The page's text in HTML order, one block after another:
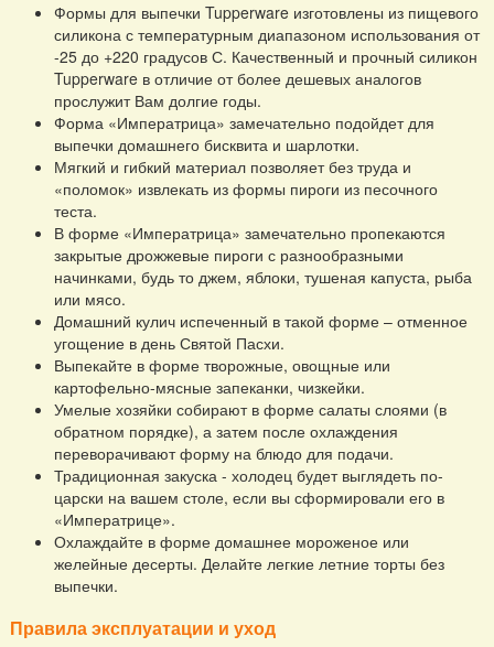
Формы для выпечки Tupperware изготовлены из пищевого
силикона с температурным диапазоном использования от
-25 до +220 градусов С. Качественный и прочный силикон
Tupperware в отличие от более дешевых аналогов
прослужит Вам долгие годы.
Форма «Императрица» замечательно подойдет для
выпечки домашнего бисквита и шарлотки.
Мягкий и гибкий материал позволяет без труда и
«поломок» извлекать из формы пироги из песочного
теста.
В форме «Императрица» замечательно пропекаются
закрытые дрожжевые пироги с разнообразными
начинками, будь то джем, яблоки, тушеная капуста, рыба
или мясо.
Домашний кулич испеченный в такой форме – отменное
угощение в день Святой Пасхи.
Выпекайте в форме творожные, овощные или
картофельно-мясные запеканки, чизкейки.
Умелые хозяйки собирают в форме салаты слоями (в
обратном порядке), а затем после охлаждения
переворачивают форму на блюдо для подачи.
Традиционная закуска - холодец будет выглядеть по-
царски на вашем столе, если вы сформировали его в
«Императрице».
Охлаждайте в форме домашнее мороженое или
желейные десерты. Делайте легкие летние торты без
выпечки.
Правила эксплуатации и уход